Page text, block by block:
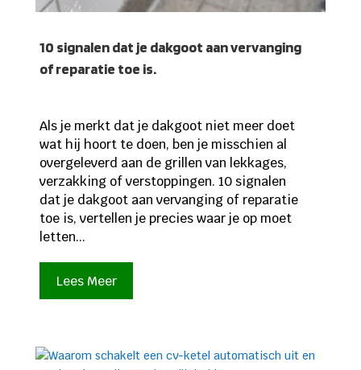
10 signalen dat je dakgoot aan vervanging
of reparatie toe is.
Als je merkt dat je dakgoot niet meer doet
wat hij hoort te doen, ben je misschien al
overgeleverd aan de grillen van lekkages,
verzakking of verstoppingen. 10 signalen
dat je dakgoot aan vervanging of reparatie
toe is, vertellen je precies waar je op moet
letten...
Lees Meer